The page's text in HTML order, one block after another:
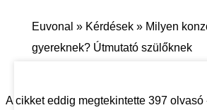
Euvonal » Kérdések » Milyen
gyereknek? Útmutató szülőknek
A cikket eddig megtekintette 397 olvasó